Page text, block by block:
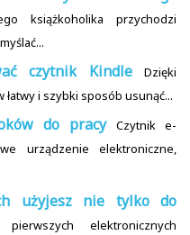
książkoholika przychodzi
czytnik Kindle
Dzięki
i szybki sposób usunąć...
do pracy
Czytnik e-
urządzenie elektroniczne,
użyjesz nie tylko do
elektronicznych